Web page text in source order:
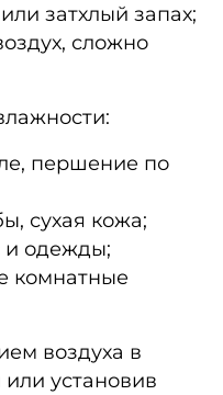
затхлый запах;
сложно
першение по
сухая кожа;
и одежды;
комнатные
воздуха в
установив